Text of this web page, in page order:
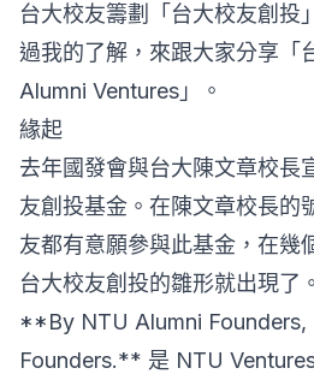
台大校友籌劃「台大校友創投
過我的了解，來跟大家分享「
Alumni Ventures」。
緣起
去年國發會與台大陳文章校長
友創投基金。在陳文章校長的
友都有意願參與此基金，在幾
台大校友創投的雛形就出現了。
**By NTU Alumni Founders,
Founders.** 是 NTU